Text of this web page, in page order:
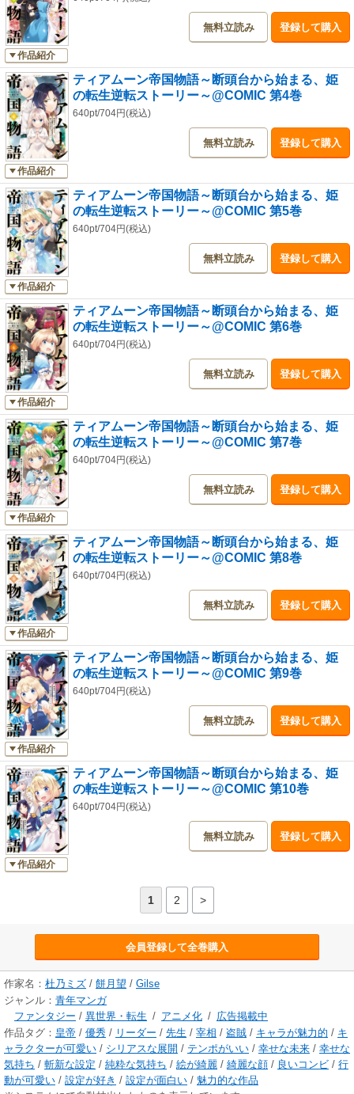
作品紹介
無料立読み 登録して購入
作品紹介
ティアムーン帝国物語～断頭台から始まる、姫
の転生逆転ストーリー～@COMIC 第4巻
640pt/704円(税込)
無料立読み 登録して購入
作品紹介
ティアムーン帝国物語～断頭台から始まる、姫
の転生逆転ストーリー～@COMIC 第5巻
640pt/704円(税込)
無料立読み 登録して購入
作品紹介
ティアムーン帝国物語～断頭台から始まる、姫
の転生逆転ストーリー～@COMIC 第6巻
640pt/704円(税込)
無料立読み 登録して購入
作品紹介
ティアムーン帝国物語～断頭台から始まる、姫
の転生逆転ストーリー～@COMIC 第7巻
640pt/704円(税込)
無料立読み 登録して購入
作品紹介
ティアムーン帝国物語～断頭台から始まる、姫
の転生逆転ストーリー～@COMIC 第8巻
640pt/704円(税込)
無料立読み 登録して購入
作品紹介
ティアムーン帝国物語～断頭台から始まる、姫
の転生逆転ストーリー～@COMIC 第9巻
640pt/704円(税込)
無料立読み 登録して購入
作品紹介
ティアムーン帝国物語～断頭台から始まる、姫
の転生逆転ストーリー～@COMIC 第10巻
640pt/704円(税込)
無料立読み 登録して購入
1 2 >
会員登録して全巻購入
作家名： 杜乃ミズ / 餅月望 / Gilse
ジャンル： 青年マンガ
ファンタジー / 異世界・転生 / アニメ化 / 広告掲載中
作品タグ： 皇帝 / 優秀 / リーダー / 先生 / 宰相 / 盗賊 / キャラが魅力的 / キ
ャラクターが可愛い / シリアスな展開 / テンポがいい / 幸せな未来 / 幸せな
気持ち / 斬新な設定 / 純粋な気持ち / 絵が綺麗 / 綺麗な顔 / 良いコンビ / 行
動が可愛い / 設定が好き / 設定が面白い / 魅力的な作品